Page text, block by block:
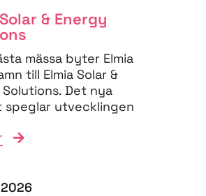
& Energy
mässa byter Elmia
till Elmia Solar &
Det nya
speglar utvecklingen